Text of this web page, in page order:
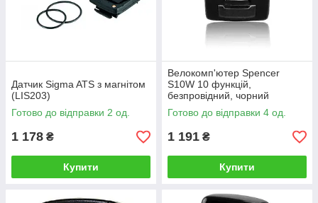
Датчик Sigma ATS з магнітом
(LIS203)
Готово до відправки 2 од.
1 178 ₴
Купити
Велокомп'ютер Spencer
S10W 10 функцій,
безпровідний, чорний
(LIV022)
Готово до відправки 4 од.
1 191 ₴
Купити